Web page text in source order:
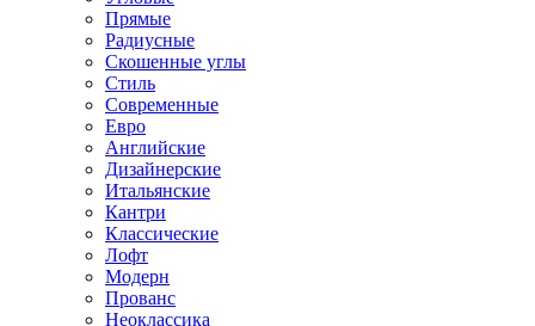
Прямые
Радиусные
Скошенные углы
Стиль
Современные
Евро
Английские
Дизайнерские
Итальянские
Кантри
Классические
Лофт
Модерн
Прованс
Неоклассика